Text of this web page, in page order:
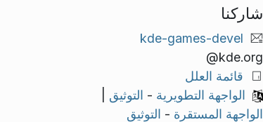
شاركنا
kde-games-devel
@kde.org
قائمة العلل
الواجهة التطويرية - التوثيق
الواجهة المستقرة - التوثيق